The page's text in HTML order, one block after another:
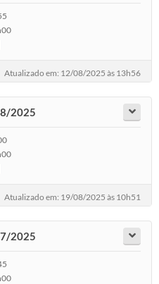
Atualizado em: 12/08/2025 às 13h56
2025
Atualizado em: 19/08/2025 às 10h51
2025